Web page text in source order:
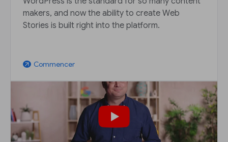
makers, and now the ability to create Web
Stories is built right into the platform.
arrow_outward Commencer